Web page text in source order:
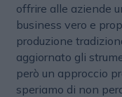
offrire alle aziende
business vero e
produzione
aggiornato gli
però un approccio
speriamo di non